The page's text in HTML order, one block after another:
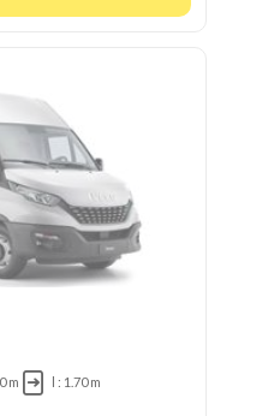
m
l : 1.70 m